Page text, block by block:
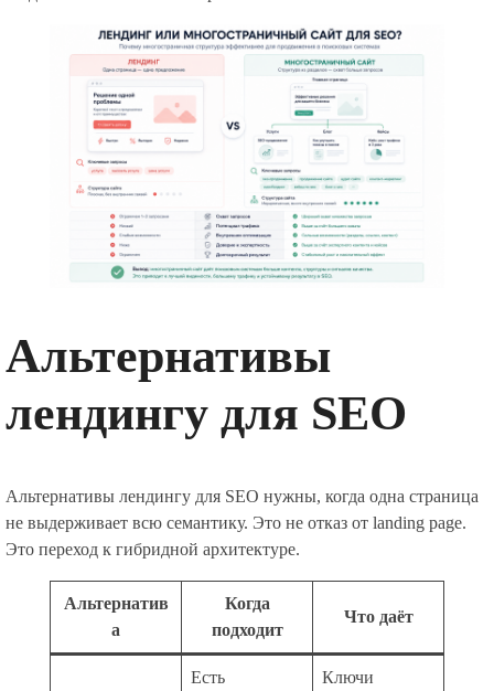
Альтернативы
лендингу для SEO
Альтернативы лендингу для SEO нужны, когда одна страница
не выдерживает всю семантику. Это не отказ от landing page.
Это переход к гибридной архитектуре.
Альтернатив
а
Когда
подходит
Что даёт
Есть
Ключи